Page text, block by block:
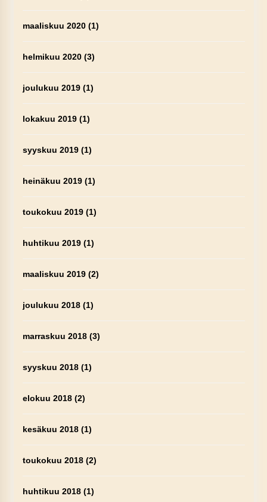
maaliskuu 2020(1)
helmikuu 2020(3)
joulukuu 2019(1)
lokakuu 2019(1)
syyskuu 2019(1)
heinäkuu 2019(1)
toukokuu 2019(1)
huhtikuu 2019(1)
maaliskuu 2019(2)
joulukuu 2018(1)
marraskuu 2018(3)
syyskuu 2018(1)
elokuu 2018(2)
kesäkuu 2018(1)
toukokuu 2018(2)
huhtikuu 2018(1)